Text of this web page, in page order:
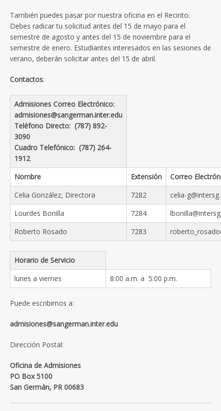
También puedes pasar por nuestra oficina en el Recinto.
Debes radicar tu solicitud antes del 15 de mayo para el
semestre de agosto y antes del 15 de noviembre para el
semestre de enero. Estudiantes interesados en las sesiones de
verano, deberán solicitar antes del 15 de abril.
Contactos:
Admisiones Correo Electrónico:
admisiones@sangerman.inter.edu
Teléfono Directo: (787) 892-
3090
Cuadro Telefónico: (787) 264-
1912
Nombre
Extensión
Correo
Celia González, Directora
7282
celia-
Lourdes Bonilla
7284
Roberto Rosado
7283
Horario de Servicio
lunes a viernes
8:00 a.m. a 5:00 p.m.
Puede escribirnos a:
admisiones@sangerman.inter.edu
Dirección Postal:
Oficina de Admisiones
PO Box 5100
San Germán, PR 00683